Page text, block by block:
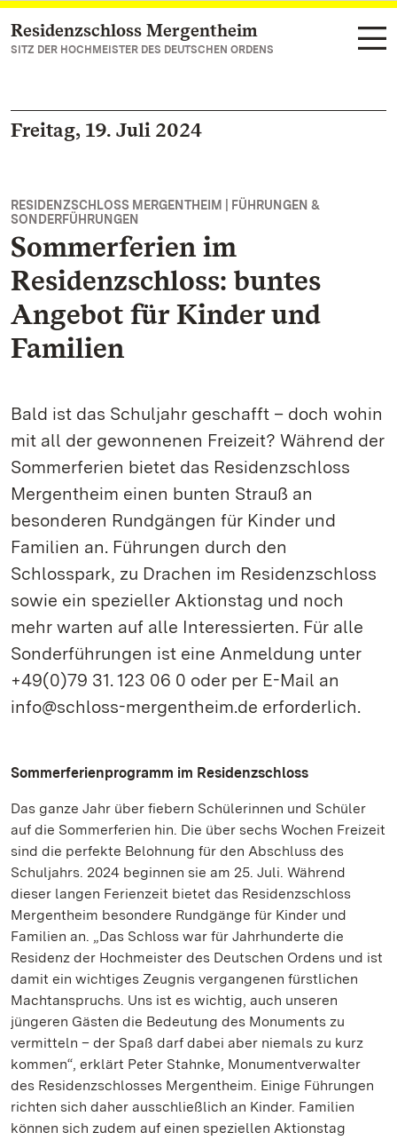
Zum Hauptinhalt springen
Residenzschloss Mergentheim
SITZ DER HOCHMEISTER DES DEUTSCHEN ORDENS
Freitag, 19. Juli 2024
RESIDENZSCHLOSS MERGENTHEIM | FÜHRUNGEN &
SONDERFÜHRUNGEN
Sommerferien im
Residenzschloss: buntes
Angebot für Kinder und
Familien
Bald ist das Schuljahr geschafft – doch wohin
mit all der gewonnenen Freizeit? Während der
Sommerferien bietet das Residenzschloss
Mergentheim einen bunten Strauß an
besonderen Rundgängen für Kinder und
Familien an. Führungen durch den
Schlosspark, zu Drachen im Residenzschloss
sowie ein spezieller Aktionstag und noch
mehr warten auf alle Interessierten. Für alle
Sonderführungen ist eine Anmeldung unter
+49(0)79 31. 123 06 0 oder per E-Mail an
info@schloss-mergentheim.de erforderlich.
Sommerferienprogramm im Residenzschloss
Das ganze Jahr über fiebern Schülerinnen und Schüler
auf die Sommerferien hin. Die über sechs Wochen Freizeit
sind die perfekte Belohnung für den Abschluss des
Schuljahrs. 2024 beginnen sie am 25. Juli. Während
dieser langen Ferienzeit bietet das Residenzschloss
Mergentheim besondere Rundgänge für Kinder und
Familien an. „Das Schloss war für Jahrhunderte die
Residenz der Hochmeister des Deutschen Ordens und ist
damit ein wichtiges Zeugnis vergangenen fürstlichen
Machtanspruchs. Uns ist es wichtig, auch unseren
jüngeren Gästen die Bedeutung des Monuments zu
vermitteln – der Spaß darf dabei aber niemals zu kurz
kommen“, erklärt Peter Stahnke, Monumentverwalter
des Residenzschlosses Mergentheim. Einige Führungen
richten sich daher ausschließlich an Kinder. Familien
können sich zudem auf einen speziellen Aktionstag